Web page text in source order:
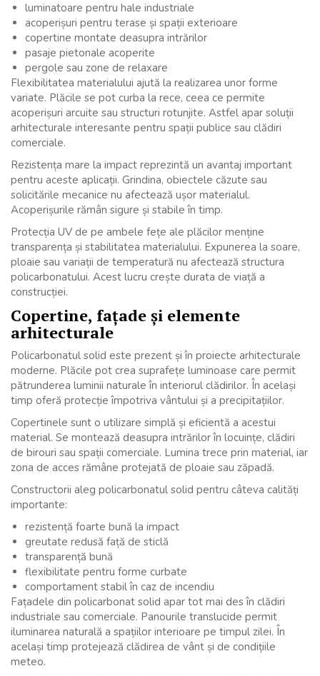
luminatoare pentru hale industriale
acoperișuri pentru terase și spații exterioare
copertine montate deasupra intrărilor
pasaje pietonale acoperite
pergole sau zone de relaxare
Flexibilitatea materialului ajută la realizarea unor forme
variate. Plăcile se pot curba la rece, ceea ce permite
acoperișuri arcuite sau structuri rotunjite. Astfel apar soluții
arhitecturale interesante pentru spații publice sau clădiri
comerciale.
Rezistența mare la impact reprezintă un avantaj important
pentru aceste aplicații. Grindina, obiectele căzute sau
solicitările mecanice nu afectează ușor materialul.
Acoperișurile rămân sigure și stabile în timp.
Protecția UV de pe ambele fețe ale plăcilor menține
transparența și stabilitatea materialului. Expunerea la soare,
ploaie sau variații de temperatură nu afectează structura
policarbonatului. Acest lucru crește durata de viață a
construcției.
Copertine, fațade și elemente
arhitecturale
Policarbonatul solid este prezent și în proiecte arhitecturale
moderne. Plăcile pot crea suprafețe luminoase care permit
pătrunderea luminii naturale în interiorul clădirilor. În același
timp oferă protecție împotriva vântului și a precipitațiilor.
Copertinele sunt o utilizare simplă și eficientă a acestui
material. Se montează deasupra intrărilor în locuințe, clădiri
de birouri sau spații comerciale. Lumina trece prin material, iar
zona de acces rămâne protejată de ploaie sau zăpadă.
Constructorii aleg policarbonatul solid pentru câteva calități
importante:
rezistență foarte bună la impact
greutate redusă față de sticlă
transparență bună
flexibilitate pentru forme curbate
comportament stabil în caz de incendiu
Fațadele din policarbonat solid apar tot mai des în clădiri
industriale sau comerciale. Panourile translucide permit
iluminarea naturală a spațiilor interioare pe timpul zilei. În
același timp protejează clădirea de vânt și de condițiile
meteo.